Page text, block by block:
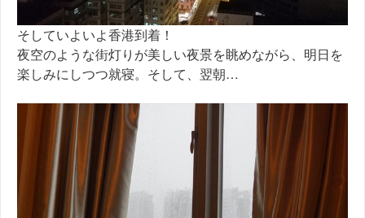
そしていよいよ香港到着！
夜空のような街灯りが美しい夜景を眺めながら、明日を
楽しみにしつつ就寝。そして、翌朝…